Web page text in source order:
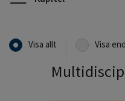
Visa allt Visa